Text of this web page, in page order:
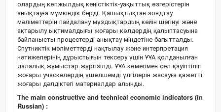
олардың көпжылдық кеңістіктік-уақыттық өзгерістерін
анықтауға мүмкіндік берді. Қашықтықтан зондтау
мәліметтерін пайдалану мұздықтардың кейін шегінуі және
ақтарылу ықтималдығы жоғары көлдердің қалыптасуына
байланысты процестерді анықтау міндетіне бағытталды.
Спутниктік мәліметтерді нақтылау және интерпретация
нәтижелерінің дұрыстығын тексеру үшін ҰҰА қолданылған
далалық жұмыстар жүргізілді. ҰҰА көмегімен сел қауіптілігі
жоғары учаскелердің үшөлшемді үлгілерін жасауға қажетті
жоғары дәлдіктегі материалдар алынды.
The main constructive and technical economic indicators (in
Russian) :